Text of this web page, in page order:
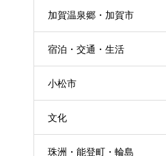
加賀温泉郷・加賀市
宿泊・交通・生活
小松市
文化
珠洲・能登町・輪島